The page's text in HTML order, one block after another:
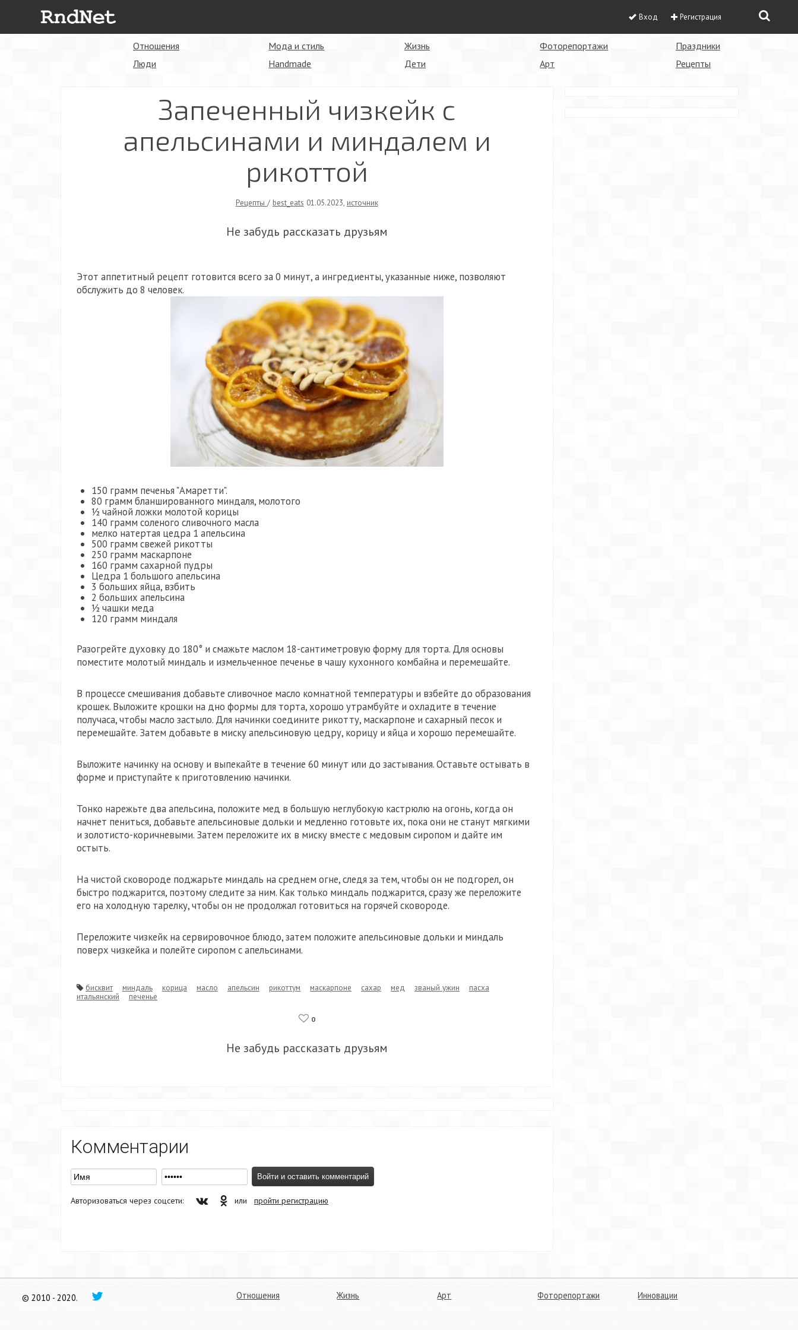
Вход Регистрация
Отношения
Люди
Мода и стиль
Handmade
Жизнь
Дети
Фоторепортажи
Арт
Праздники
Рецепты
Запеченный чизкейк с
апельсинами и миндалем и
рикоттой
Рецепты / best_eats 01.05.2023, источник
Не забудь рассказать друзьям
Этот аппетитный рецепт готовится всего за 0 минут, а ингредиенты, указанные ниже, позволяют
обслужить до 8 человек.
150 грамм печенья "Амаретти".
80 грамм бланшированного миндаля, молотого
½ чайной ложки молотой корицы
140 грамм соленого сливочного масла
мелко натертая цедра 1 апельсина
500 грамм свежей рикотты
250 грамм маскарпоне
160 грамм сахарной пудры
Цедра 1 большого апельсина
3 больших яйца, взбить
2 больших апельсина
½ чашки меда
120 грамм миндаля
Разогрейте духовку до 180° и смажьте маслом 18-сантиметровую форму для торта. Для основы
поместите молотый миндаль и измельченное печенье в чашу кухонного комбайна и перемешайте.
В процессе смешивания добавьте сливочное масло комнатной температуры и взбейте до образования
крошек. Выложите крошки на дно формы для торта, хорошо утрамбуйте и охладите в течение
получаса, чтобы масло застыло. Для начинки соедините рикотту, маскарпоне и сахарный песок и
перемешайте. Затем добавьте в миску апельсиновую цедру, корицу и яйца и хорошо перемешайте.
Выложите начинку на основу и выпекайте в течение 60 минут или до застывания. Оставьте остывать в
форме и приступайте к приготовлению начинки.
Тонко нарежьте два апельсина, положите мед в большую неглубокую кастрюлю на огонь, когда он
начнет пениться, добавьте апельсиновые дольки и медленно готовьте их, пока они не станут мягкими
и золотисто-коричневыми. Затем переложите их в миску вместе с медовым сиропом и дайте им
остыть.
На чистой сковороде поджарьте миндаль на среднем огне, следя за тем, чтобы он не подгорел, он
быстро поджарится, поэтому следите за ним. Как только миндаль поджарится, сразу же переложите
его на холодную тарелку, чтобы он не продолжал готовиться на горячей сковороде.
Переложите чизкейк на сервировочное блюдо, затем положите апельсиновые дольки и миндаль
поверх чизкейка и полейте сиропом с апельсинами.
бисквит миндаль корица масло апельсин рикоттум маскарпоне сахар мед званый ужин
пасха
итальянский
печенье
0
Не забудь рассказать друзьям
Комментарии
Авторизоваться через соцсети: или пройти регистрацию
© 2010 - 2020. Отношения Жизнь Арт Фоторепортажи Инновации